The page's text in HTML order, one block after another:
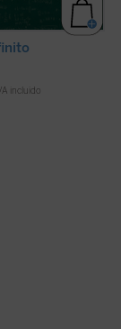
incluido